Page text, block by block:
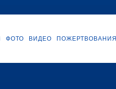
ФОТО ВИДЕО ПОЖЕРТВОВАНИЯ